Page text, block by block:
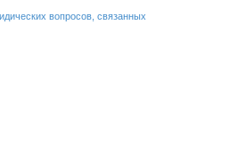
вопросов, связанных